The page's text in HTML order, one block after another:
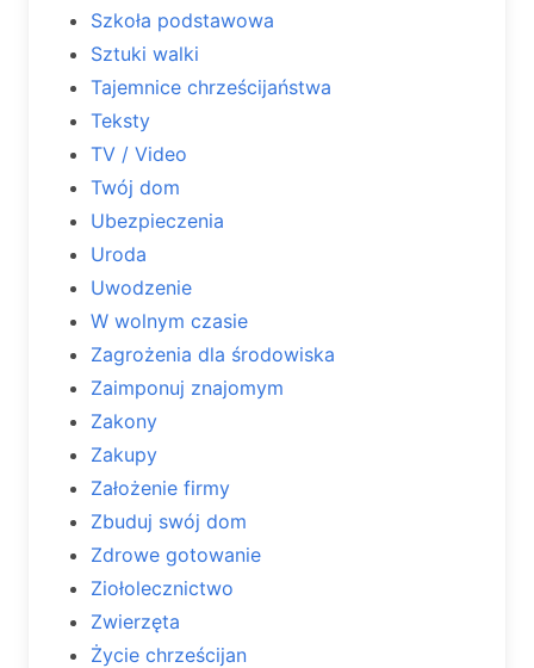
Szkoła podstawowa
Sztuki walki
Tajemnice chrześcijaństwa
Teksty
TV / Video
Twój dom
Ubezpieczenia
Uroda
Uwodzenie
W wolnym czasie
Zagrożenia dla środowiska
Zaimponuj znajomym
Zakony
Zakupy
Założenie firmy
Zbuduj swój dom
Zdrowe gotowanie
Ziołolecznictwo
Zwierzęta
Życie chrześcijan